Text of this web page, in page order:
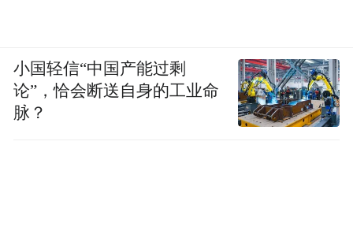
小国轻信“中国产能过剩
论”，恰会断送自身的工业命
脉？